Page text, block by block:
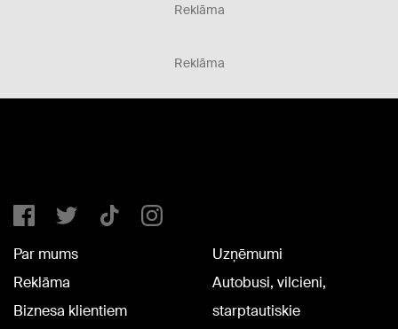
Reklāma
Reklāma
Par mums
Reklāma
Biznesa klientiem
Uzņēmumi
Autobusi, vilcieni,
starptautiskie